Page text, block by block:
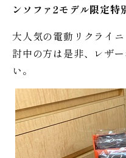
ンソファ2モデル限定特
大人気の電動リクライ
討中の方は是非、レザ
い。